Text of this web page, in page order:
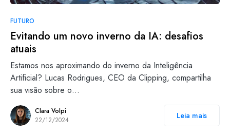
FUTURO
Evitando um novo inverno da IA: desafios
atuais
Estamos nos aproximando do inverno da Inteligência
Artificial? Lucas Rodrigues, CEO da Clipping, compartilha
sua visão sobre o…
Clara Volpi
22/12/2024
Leia mais